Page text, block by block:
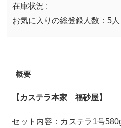
在庫状況 :
お気に入りの総登録人数：5人
概要
【カステラ本家 福砂屋】
セット内容：カステラ1号